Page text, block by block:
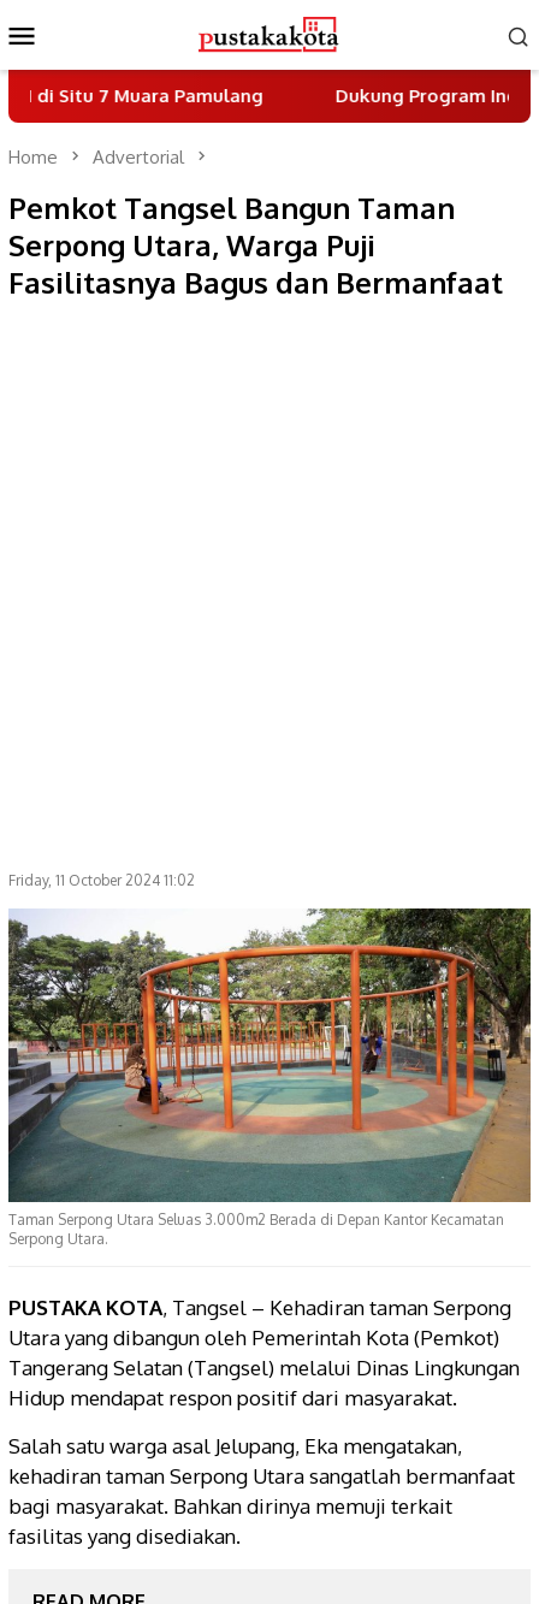
to
contentMenu
Muara Pamulang Dukung Program Indonesia Asri,
Home Advertorial
Pemkot Tangsel Bangun Taman
Serpong Utara, Warga Puji
Fasilitasnya Bagus dan Bermanfaat
Friday, 11 October 2024 11:02
Taman Serpong Utara Seluas 3.000m2 Berada di Depan Kantor Kecamatan
Serpong Utara.
PUSTAKA KOTA, Tangsel – Kehadiran taman Serpong
Utara yang dibangun oleh Pemerintah Kota (Pemkot)
Tangerang Selatan (Tangsel) melalui Dinas Lingkungan
Hidup mendapat respon positif dari masyarakat.
Salah satu warga asal Jelupang, Eka mengatakan,
kehadiran taman Serpong Utara sangatlah bermanfaat
bagi masyarakat. Bahkan dirinya memuji terkait
fasilitas yang disediakan.